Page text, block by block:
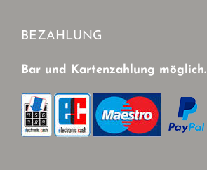
BEZAHLUNG
Bar und Kartenzahlung möglich.